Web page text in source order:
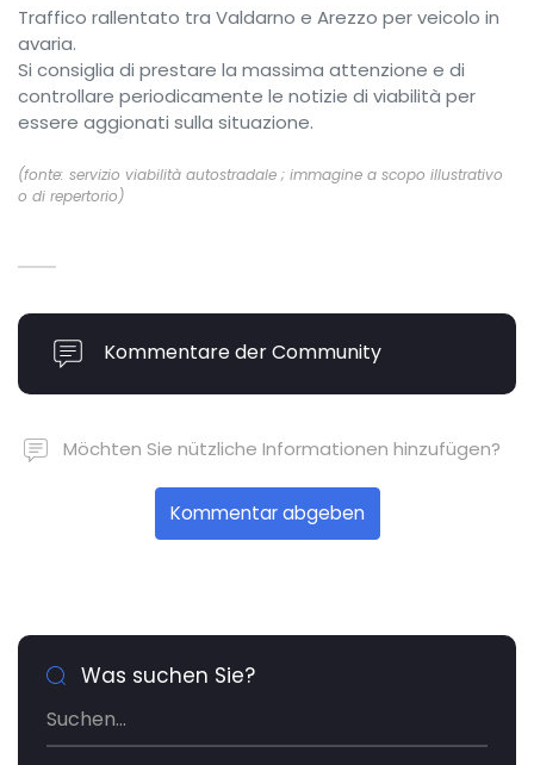
Traffico rallentato tra Valdarno e Arezzo per veicolo in
avaria.
Si consiglia di prestare la massima attenzione e di
controllare periodicamente le notizie di viabilità per
essere aggionati sulla situazione.
(fonte: servizio viabilità autostradale ; immagine a scopo illustrativo
o di repertorio)
Kommentare der Community
Möchten Sie nützliche Informationen hinzufügen?
Kommentar abgeben
Was suchen Sie?